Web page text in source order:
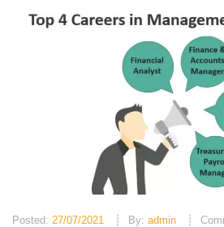
Posted: 27/07/2021 By: admin